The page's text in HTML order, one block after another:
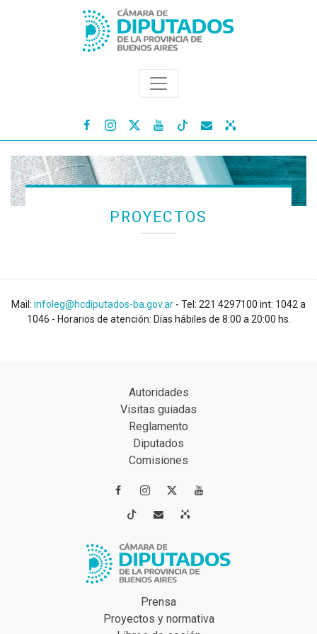
   
PROYECTOS
Mail: infoleg@hcdiputados-ba.gov.ar - Tel: 221 4297100 int: 1042 a
1046 - Horarios de atención: Días hábiles de 8:00 a 20:00 hs.
Autoridades
Visitas guiadas
Reglamento
Diputados
Comisiones
 
 
Prensa
Proyectos y normativa